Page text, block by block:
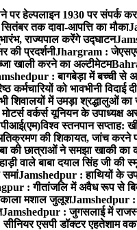
पर हेल्पलाइन 1930 पर संपर्क
तक दावा-आपत्ति का मौका
राज्यपाल करेंगे उद्घाटन
की प्रदर्शनीJhargram :
खाली करने का अल्टीमेटम
: बागबेड़ा में बच्ची से
को भावभीनी विदाई दी
शिवालयों में उमड़ा श्रद्धालुओं
वर्कर्स यूनियन के
विश्व स्तनपान सप्ताह:
की शिकायत, जांच करने
की छात्राओं ने समझा खाकी का
वाले बाबा दयाल सिंह जी की
समांJamshedpur : हाथियों के
: गीतांजलि में अवैध रूप से
मशाल जुलूशJamshedpur :
Jamshedpur : जुगसलाई में
एसपी डॉक्टर एहतेशाम